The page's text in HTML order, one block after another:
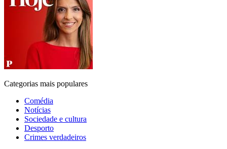
Categorias mais populares
Comédia
Notícias
Sociedade e cultura
Desporto
Crimes verdadeiros